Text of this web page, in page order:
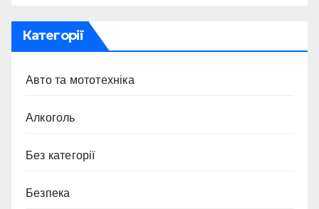
Категорії
Авто та мототехніка
Алкоголь
Без категорії
Безпека